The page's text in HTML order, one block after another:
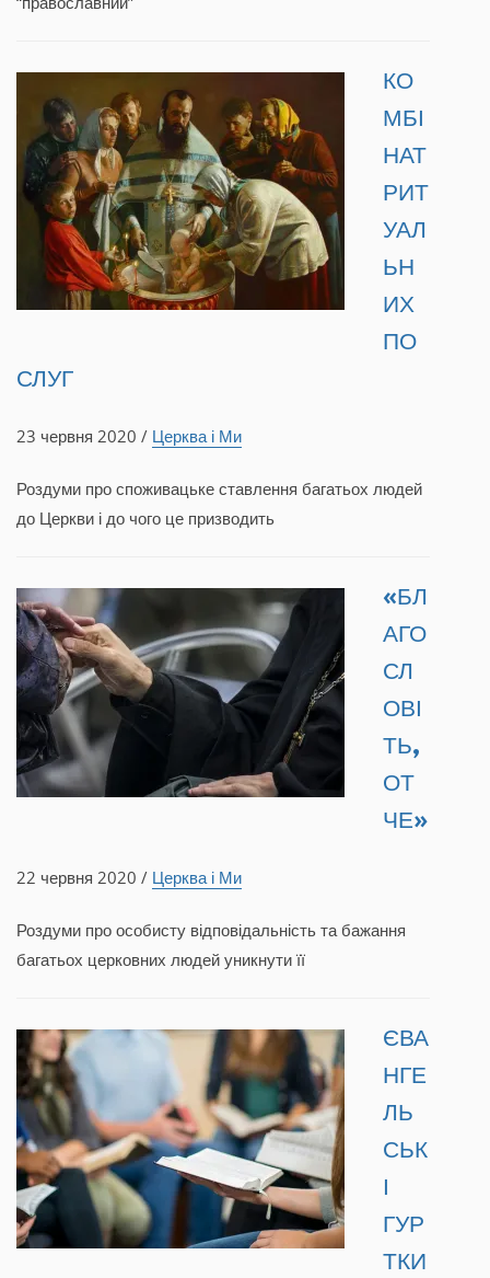
КО
МБІ
НАТ
РИТ
УАЛ
ЬН
ИХ
ПО
СЛУГ
23 червня 2020 / Церква і Ми
Роздуми про споживацьке ставлення багатьох людей
до Церкви і до чого це призводить
«БЛ
АГО
СЛ
ОВІ
ТЬ,
ОТ
ЧЕ»
22 червня 2020 / Церква і Ми
Роздуми про особисту відповідальність та бажання
багатьох церковних людей уникнути її
ЄВА
НГЕ
ЛЬ
СЬК
І
ГУР
ТКИ